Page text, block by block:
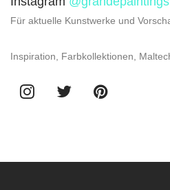
Für aktuelle Kunstwerke und
Inspiration, Farbkollektionen,